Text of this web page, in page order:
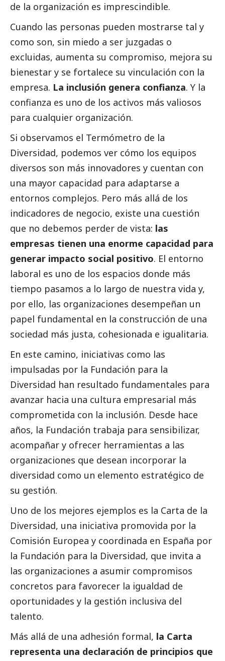
de la organización es imprescindible.
Cuando las personas pueden mostrarse tal y
como son, sin miedo a ser juzgadas o
excluidas, aumenta su compromiso, mejora su
bienestar y se fortalece su vinculación con la
empresa. La inclusión genera confianza. Y la
confianza es uno de los activos más valiosos
para cualquier organización.
Si observamos el Termómetro de la
Diversidad, podemos ver cómo los equipos
diversos son más innovadores y cuentan con
una mayor capacidad para adaptarse a
entornos complejos. Pero más allá de los
indicadores de negocio, existe una cuestión
que no debemos perder de vista: las
empresas tienen una enorme capacidad para
generar impacto social positivo. El entorno
laboral es uno de los espacios donde más
tiempo pasamos a lo largo de nuestra vida y,
por ello, las organizaciones desempeñan un
papel fundamental en la construcción de una
sociedad más justa, cohesionada e igualitaria.
En este camino, iniciativas como las
impulsadas por la Fundación para la
Diversidad han resultado fundamentales para
avanzar hacia una cultura empresarial más
comprometida con la inclusión. Desde hace
años, la Fundación trabaja para sensibilizar,
acompañar y ofrecer herramientas a las
organizaciones que desean incorporar la
diversidad como un elemento estratégico de
su gestión.
Uno de los mejores ejemplos es la Carta de la
Diversidad, una iniciativa promovida por la
Comisión Europea y coordinada en España por
la Fundación para la Diversidad, que invita a
las organizaciones a asumir compromisos
concretos para favorecer la igualdad de
oportunidades y la gestión inclusiva del
talento.
Más allá de una adhesión formal, la Carta
representa una declaración de principios que